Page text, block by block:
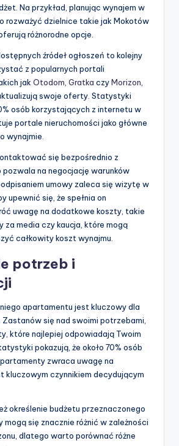
Na przykład, planując wynajem w
rozważyć dzielnice takie jak Mokotów
różnorodne opcje.
źródeł ogłoszeń to kolejny
z popularnych portali
jak Otodom Gratka czyMorizon
swoje oferty. Statystyki
osób korzystających z internetu w
portale nieruchomości jako główne
wynajmie.
się bezpośrednio z
pozwala na negocjację warunków
umowy zaleca się wizytę w
upewnić się, że spełnia on
uwagę na dodatkowe koszty, takie
za media czy kaucja, które mogą
całkowity koszt wynajmu.
potrzeb i
apartamentu jest kluczowy dla
się nad swoimi potrzebami,
które najlepiej odpowiadają Twoim
pokazują, że około 70% osób
zwraca uwagę na
kluczowym czynnikiem decydującym
określenie budżetu przeznaczonego
mogą się znacznie różnić w zależności
dlatego warto porównać różne